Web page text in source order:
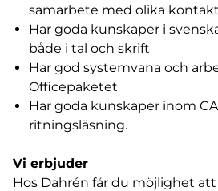
samarbete med olika
Har goda kunskaper i
både i tal och skrift
Har god systemvana och
Officepaketet
Har goda kunskaper inom
ritningsläsning.
Vi erbjuder
Hos Dahrén får du möjlighet